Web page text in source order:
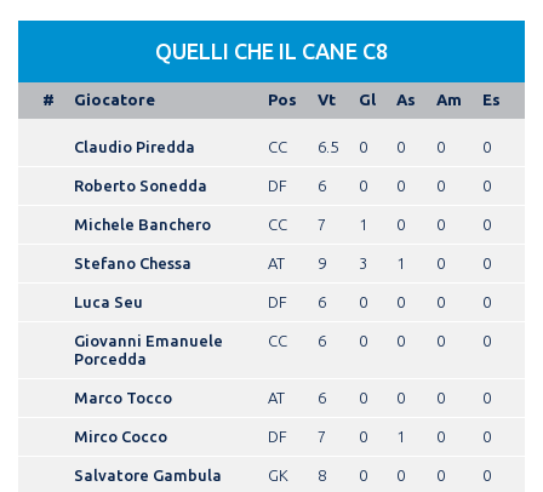
QUELLI CHE IL CANE C8
# Giocatore Pos Vt Gl As Am Es
Claudio Piredda CC 6.5 0 0 0 0
Roberto Sonedda DF 6 0 0 0 0
Michele Banchero CC 7 1 0 0 0
Stefano Chessa AT 9 3 1 0 0
Luca Seu DF 6 0 0 0 0
Giovanni Emanuele
Porcedda
CC 6 0 0 0 0
Marco Tocco AT 6 0 0 0 0
Mirco Cocco DF 7 0 1 0 0
Salvatore Gambula GK 8 0 0 0 0